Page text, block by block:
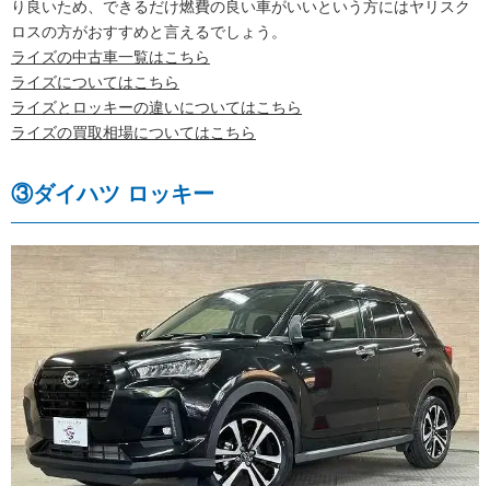
り良いため、できるだけ燃費の良い車がいいという方にはヤリスク
ロスの方がおすすめと言えるでしょう。
ライズの中古車一覧はこちら
ライズについてはこちら
ライズとロッキーの違いについてはこちら
ライズの買取相場についてはこちら
③ダイハツ ロッキー